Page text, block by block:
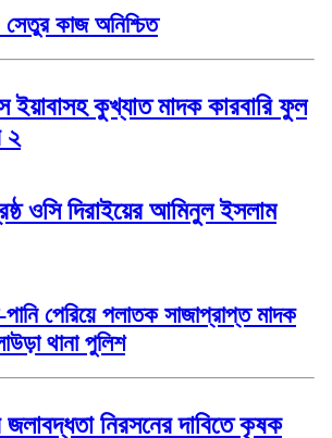
কাজ অনিশ্চিত
ইয়াবাসহ কুখ্যাত মাদক কারবারি ফুল
২
ওসি দিরাইয়ের আমিনুল ইসলাম
পানি পেরিয়ে পলাতক সাজাপ্রাপ্ত মাদক
থানা পুলিশ
নিরসনের দাবিতে কৃষক